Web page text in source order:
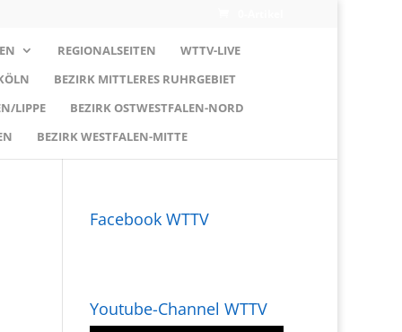
REGIONALSEITEN
WTTV-LIVE
BEZIRK MITTLERES RUHRGEBIET
LIPPE
BEZIRK OSTWESTFALEN-NORD
BEZIRK WESTFALEN-MITTE
Facebook WTTV
Youtube-Channel WTTV